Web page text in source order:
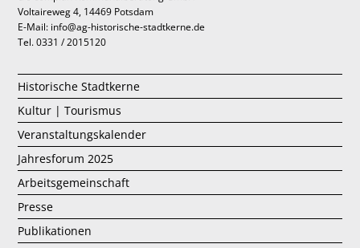
Voltaireweg 4, 14469 Potsdam
E-Mail: info@ag-historische-stadtkerne.de
Tel. 0331 / 2015120
Historische Stadtkerne
Kultur | Tourismus
Veranstaltungskalender
Jahresforum 2025
Arbeitsgemeinschaft
Presse
Publikationen